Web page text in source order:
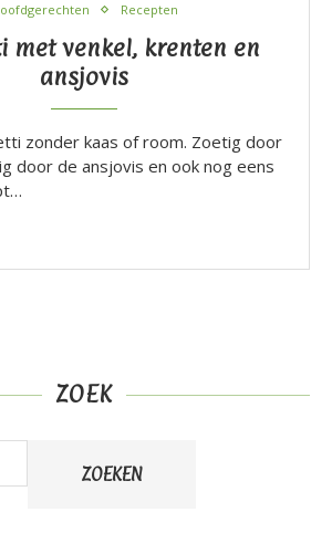
Recepten
met venkel, krenten en
ansjovis
zonder kaas of room. Zoetig door
door de ansjovis en ook nog eens
ZOEK
ZOEKEN